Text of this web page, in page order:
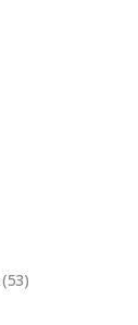
(53)